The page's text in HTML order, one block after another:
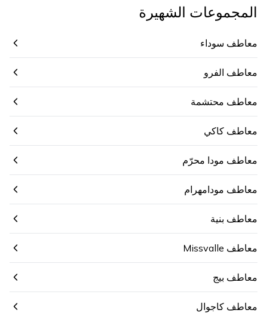
المجموعات الشهيرة
معاطف سوداء
معاطف الفرو
معاطف محتشمة
معاطف كاكي
معاطف مودا محرّم
معاطف مودامهرام
معاطف بنية
معاطف Missvalle
معاطف بيج
معاطف كاجوال